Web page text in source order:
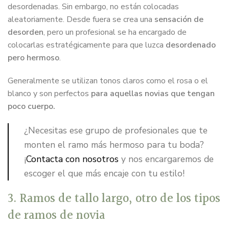
desordenadas. Sin embargo, no están colocadas
aleatoriamente. Desde fuera se crea una sensación de
desorden, pero un profesional se ha encargado de
colocarlas estratégicamente para que luzca desordenado
pero hermoso.
Generalmente se utilizan tonos claros como el rosa o el
blanco y son perfectos para aquellas novias que tengan
poco cuerpo.
¿Necesitas ese grupo de profesionales que te
monten el ramo más hermoso para tu boda?
¡Contacta con nosotros y nos encargaremos de
escoger el que más encaje con tu estilo!
3. Ramos de tallo largo, otro de los tipos
de ramos de novia